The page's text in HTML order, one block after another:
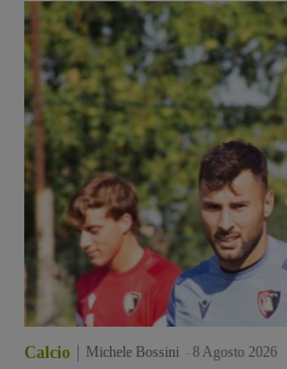
Calcio Michele Bossini 8 Agosto 2026